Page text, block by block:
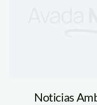
Noticias